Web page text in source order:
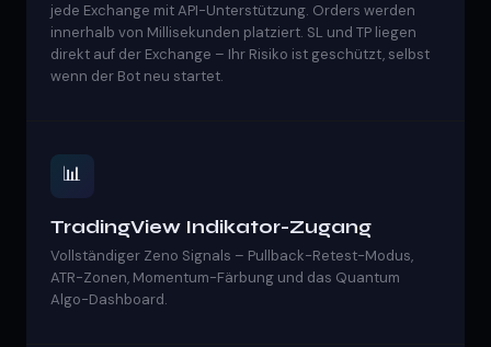
jede Exchange mit API-Unterstützung. Orders werden
innerhalb von Millisekunden platziert. SL und TP liegen
direkt auf der Exchange – Ihr Risiko ist geschützt, selbst
wenn der Bot neu startet.
📊
TradingView Indikator-Zugang
Vollständiger Zeno Signals – Pullback-Retest-Modus,
ATR-Zonen, Momentum-Färbung und das Quantum
Algo-Dashboard.